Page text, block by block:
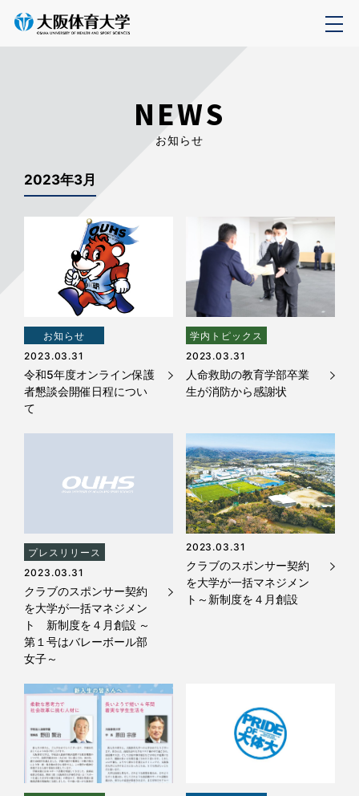
NEWS
お知らせ
2023年3月
お知らせ
2023.03.31
令和5年度オンライン保護
者懇談会開催​日程につい
て
学内トピックス
2023.03.31
人命救助の教育学部卒業
生が消防から感謝状
プレスリリース
2023.03.31
クラブのスポンサー契約
を大学が一括マネジメン
ト 新制度を４月創設 ～
第１号はバレーボール部
女子～
2023.03.31
クラブのスポンサー契約
を大学が一括マネジメン
ト～新制度を４月創設